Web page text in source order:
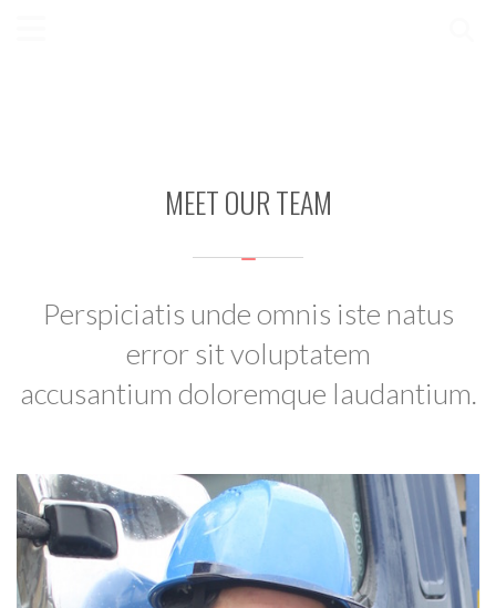
MEET OUR TEAM
Perspiciatis unde omnis iste natus
error sit voluptatem
accusantium doloremque laudantium.